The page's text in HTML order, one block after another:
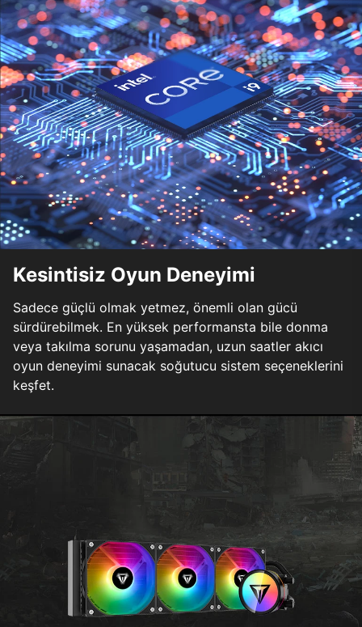
Kesintisiz Oyun Deneyimi
Sadece güçlü olmak yetmez, önemli olan gücü
sürdürebilmek. En yüksek performansta bile donma
veya takılma sorunu yaşamadan, uzun saatler akıcı
oyun deneyimi sunacak soğutucu sistem seçeneklerini
keşfet.